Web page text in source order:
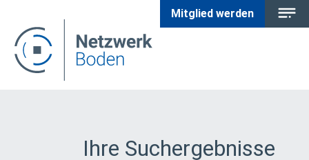
Mitglied werden
Ihre Suchergebnisse